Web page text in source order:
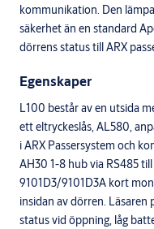
kommunikation. Den
säkerhet än en standard
dörrens status till ARX
Egenskaper
L100 består av en utsida
ett eltryckeslås, AL580,
i ARX Passersystem och
AH30 1-8 hub via RS485
9101D3/9101D3A kort
insidan av dörren.
status vid öppning, låg